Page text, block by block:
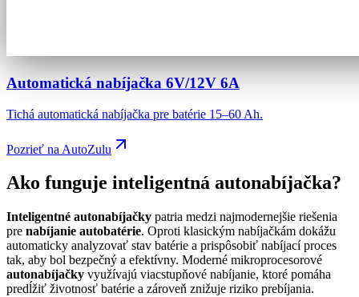
Automatická nabíjačka 6V/12V 6A
Tichá automatická nabíjačka pre batérie 15–60 Ah.
Pozrieť na AutoZulu
Ako funguje inteligentná autonabíjačka?
Inteligentné autonabíjačky patria medzi najmodernejšie riešenia
pre nabíjanie autobatérie. Oproti klasickým nabíjačkám dokážu
automaticky analyzovať stav batérie a prispôsobiť nabíjací proces
tak, aby bol bezpečný a efektívny. Moderné mikroprocesorové
autonabíjačky využívajú viacstupňové nabíjanie, ktoré pomáha
predĺžiť životnosť batérie a zároveň znižuje riziko prebíjania.